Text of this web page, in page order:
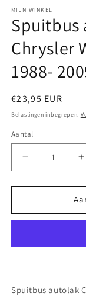
openen
in
modaal
MIJN WINKEL
Spuitbus
Chrysler
1988-
Normale
prijs
€23,95 EUR
Belastingen inbegrepen.
Aantal
Aantal
verlagen
voor
autolak
2C
Spuitbus autolak